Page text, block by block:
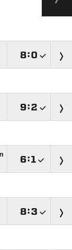
:
:
:
: